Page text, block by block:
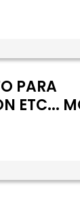
PARA
ETC...